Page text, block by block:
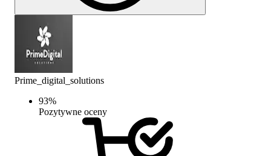
Prime_digital_solutions
93%
Pozytywne oceny